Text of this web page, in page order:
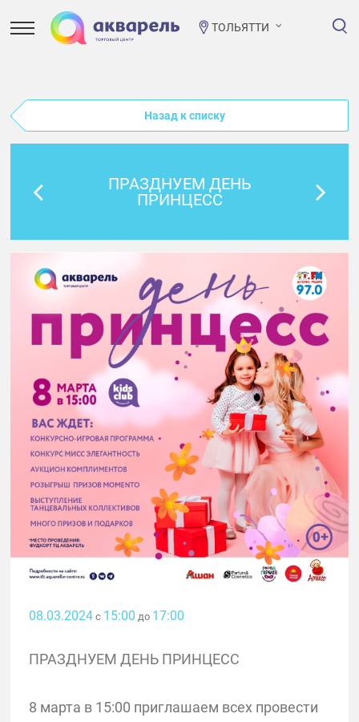
ТОЛЬЯТТИ
Назад к списку
ПРАЗДНУЕМ ДЕНЬ
ПРИНЦЕСС
08.03.2024с 15:00 до 17:00
ПРАЗДНУЕМ ДЕНЬ ПРИНЦЕСС
8 марта в 15:00 приглашаем всех провести